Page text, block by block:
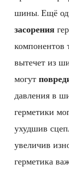
шины. Ещё
засорения
компонентов
вытечет из
могут
давления в
герметики
ухудшив
увеличив
герметика